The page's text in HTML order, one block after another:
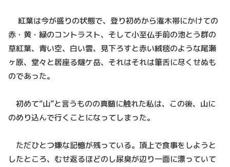
紅葉は今が盛りの状態で、登り初めから潅木帯にかけての
赤・黄・緑のコントラスト、そして小至仏手前の池とう群の
草紅葉、青い空、白い雲、見下ろすと赤い絨毯のような尾瀬
ヶ原、堂々と居座る燧ケ岳、それはそれは筆舌に尽くせぬも
のであった。
初めて“山”と言うものの真髄に触れた私は、この後、山に
のめり込んで行くことになってしまった。
ただひとつ嫌な記憶が残っている。頂上で食事をしようと
したところ、むせ返るほどのし尿臭が辺り一面に漂っていて